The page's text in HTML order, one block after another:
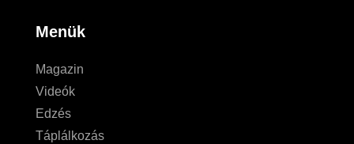
Menük
Magazin
Videók
Edzés
Táplálkozás